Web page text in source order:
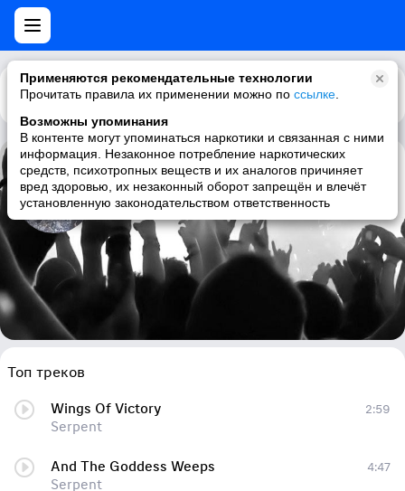
Применяются рекомендательные технологии
Прочитать правила их применении можно по ссылке
Возможны упоминания
В контенте могут упоминаться наркотики и связанная с ними
информация. Незаконное потребление наркотических
средств, психотропных веществ и их аналогов причиняет
вред здоровью, их незаконный оборот запрещён и влечёт
установленную законодательством ответственность
Каталог Рекомендации
Serpent
melodic death metal, japanese, doom metal
Топ треков
Wings Of Victory
Serpent
2:59
And The Goddess Weeps
Serpent
4:47